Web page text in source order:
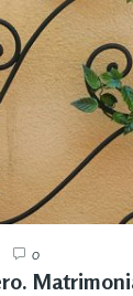
0